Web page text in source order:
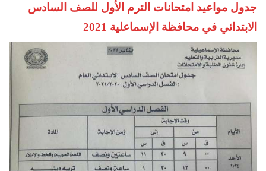
جدول مواعيد امتحانات الترم الأول للصف السادس
الابتدائي في محافظة الإسماعلية 2021